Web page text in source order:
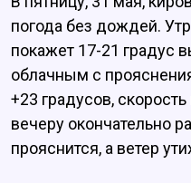
погода без дождей.
покажет 17-21 градус
облачным с
+23 градусов,
вечеру окончательно
прояснится, а ветер